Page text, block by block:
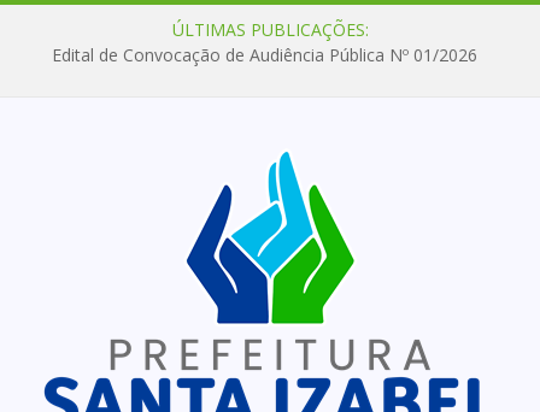
ÚLTIMAS PUBLICAÇÕES:
Edital de Convocação de Audiência Pública Nº 01/2026